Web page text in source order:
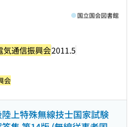
気通信振興会2011.5
国立国会図書館
会
上特殊無線技士国家試験